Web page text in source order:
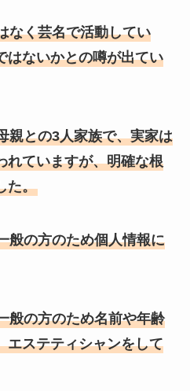
なく芸名で活動してい
はないかとの噂が出てい
親との3人家族で、実家は
れていますが、明確な根
た。
般の方のため個人情報に
般の方のため名前や年齢
エステティシャンをして